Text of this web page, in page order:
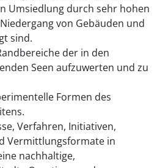
Umsiedlung durch sehr hohen
von Gebäuden und
sind.
der in den
Seen aufzuwerten und zu
Formen des
Verfahren, Initiativen,
Vermittlungsformate in
nachhaltige,